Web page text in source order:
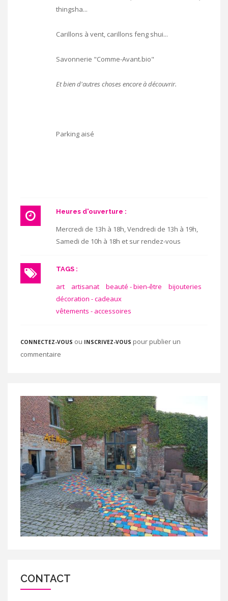
thingsha...
Carillons à vent, carillons feng shui...
Savonnerie "Comme-Avant.bio"
Et bien d'autres choses encore à découvrir.
Parking aisé
Heures d'ouverture :
Mercredi de 13h à 18h, Vendredi de 13h à 19h,
Samedi de 10h à 18h et sur rendez-vous
TAGS :
art artisanat beauté - bien-être
bijouteries
décoration - cadeaux
vêtements - accessoires
CONNECTEZ-VOUS ou INSCRIVEZ-VOUS pour publier un
commentaire
CONTACT